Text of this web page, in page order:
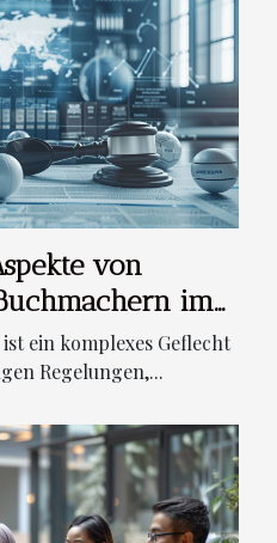
von
im
ein komplexes Geflecht
Regelungen,...